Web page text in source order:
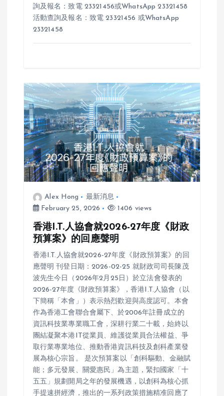
詢及報名：致電 23321456或WhatsApp 23321458
活動查詢及報名：致電 23321456 或WhatsApp
23321458
Alex Hong
最新消息
February 25, 2026
1406 views
香港I.T.人協會就2026-27年度《財政
預算案》的回應聲明
香港I.T.人協會就2026-27年度《財政預算案》的回
應聲明 刊登日期：2026-02-25 就財政司司長陳茂
波先生今日（2026年2月25日）於立法會發表的
2026-27年度《財政預算案》，香港I.T.人協會（以
下簡稱「本會」）表示熱烈歡迎與高度認可。本會
作為香港工會聯合會屬下、於2006年註冊成立的
資訊科技業專業職工會，深耕行業二十載，始終以
團結凝聚本港IT從業員、維護從業員合法權益、爭
取行業專業地位、推動香港資訊科技及創科產業發
展為核心宗旨。 是次預算案以「創科驅動、金融賦
能；多元發展、關愛惠民」為主題，緊扣國家「十
五五」規劃開局之年的發展機遇，以創科為核心抓
手提速拼經濟，推出的一系列政策措施精准回應了